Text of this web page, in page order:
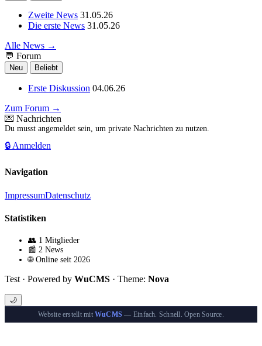
Zweite News 31.05.26
Die erste News 31.05.26
Alle News →
💬 Forum
Neu Beliebt
Erste Diskussion 04.06.26
Zum Forum →
💌 Nachrichten
Du musst angemeldet sein, um private Nachrichten zu nutzen.
🔒 Anmelden
Navigation
ImpressumDatenschutz
Statistiken
👥 1 Mitglieder
📰 2 News
🌐 Online seit 2026
Test · Powered by WuCMS · Theme: Nova
🌙
Website erstellt mit WuCMS — Einfach. Schnell. Open Source.